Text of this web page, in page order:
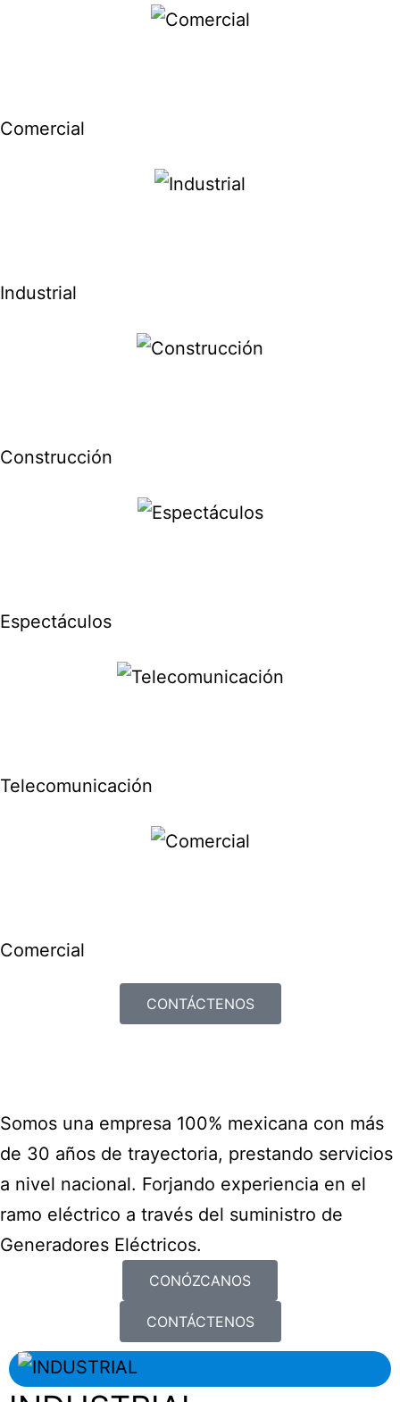
Comercial
Industrial
Construcción
Espectáculos
Telecomunicación
Comercial
CONTÁCTENOS
Somos una empresa 100% mexicana con más
de 30 años de trayectoria, prestando servicios
a nivel nacional. Forjando experiencia en el
ramo eléctrico a través del suministro de
Generadores Eléctricos.
CONÓZCANOS
CONTÁCTENOS